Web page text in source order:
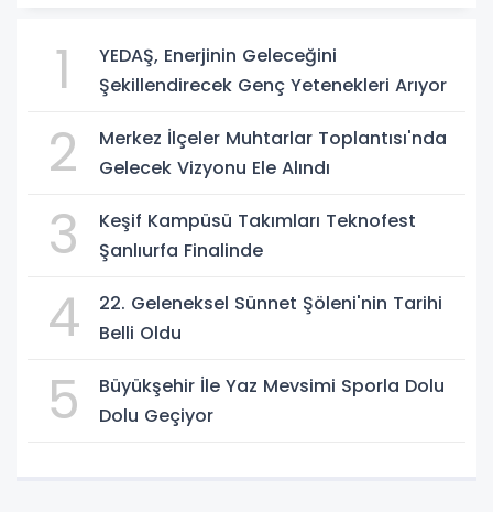
1
YEDAŞ, Enerjinin Geleceğini
Şekillendirecek Genç Yetenekleri Arıyor
2
Merkez İlçeler Muhtarlar Toplantısı'nda
Gelecek Vizyonu Ele Alındı
3
Keşif Kampüsü Takımları Teknofest
Şanlıurfa Finalinde
4
22. Geleneksel Sünnet Şöleni'nin Tarihi
Belli Oldu
5
Büyükşehir İle Yaz Mevsimi Sporla Dolu
Dolu Geçiyor